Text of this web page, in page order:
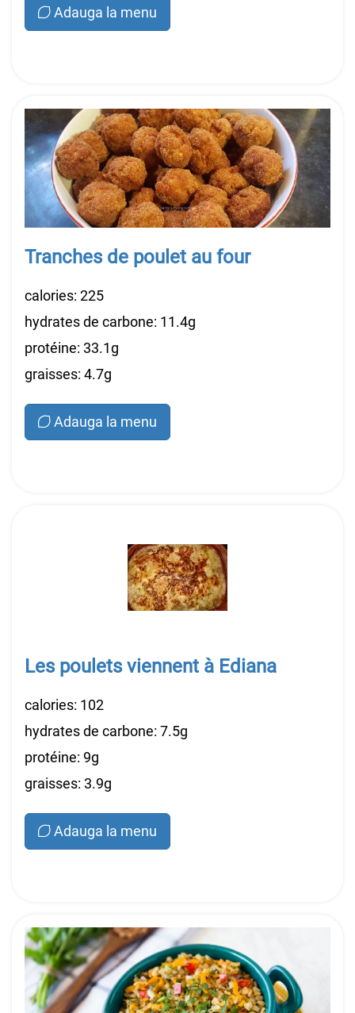
Adauga la menu
Tranches de poulet au four
calories: 225
hydrates de carbone: 11.4g
protéine: 33.1g
graisses: 4.7g
Adauga la menu
Les poulets viennent à Ediana
calories: 102
hydrates de carbone: 7.5g
protéine: 9g
graisses: 3.9g
Adauga la menu